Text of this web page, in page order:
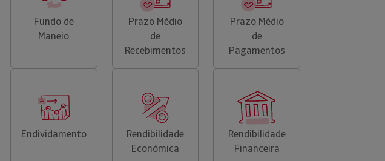
Fundo de
Maneio
Prazo Médio
de
Recebimentos
Prazo Médio
de
Pagamentos
Endividamento
Rendibilidade
Económica
Rendibilidade
Financeira